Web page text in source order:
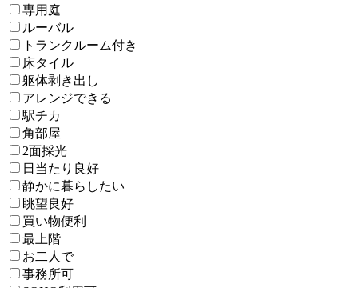
専用庭
ルーバル
トランクルーム付き
床タイル
躯体剥き出し
アレンジできる
駅チカ
角部屋
2面採光
日当たり良好
静かに暮らしたい
眺望良好
買い物便利
最上階
お二人で
事務所可